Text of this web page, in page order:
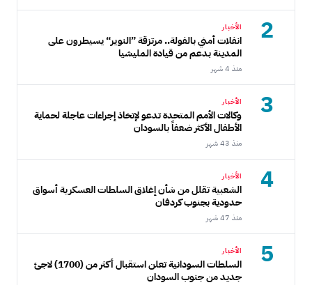
2 الأخبار
انفلات أمني بالفولة.. مرتزقة ”النوير“ يسيطرون على
المدينة بدعم من قيادة المليشيا
منذ 4 شهر
3 الأخبار
وكالات الأمم المتحدة تدعو لإتخاذ إجراءات عاجلة لحماية
الأطفال الأكثر ضعفاً بالسودان
منذ 43 شهر
4 الأخبار
الشعبية تقلل من شأن إغلاق السلطات العسكرية أسواق
حدودية بجنوب كردفان
منذ 47 شهر
5 الأخبار
السلطات السودانية تعلن استقبال أكثر من (1700) لاجئ
جديد من جنوب السودان